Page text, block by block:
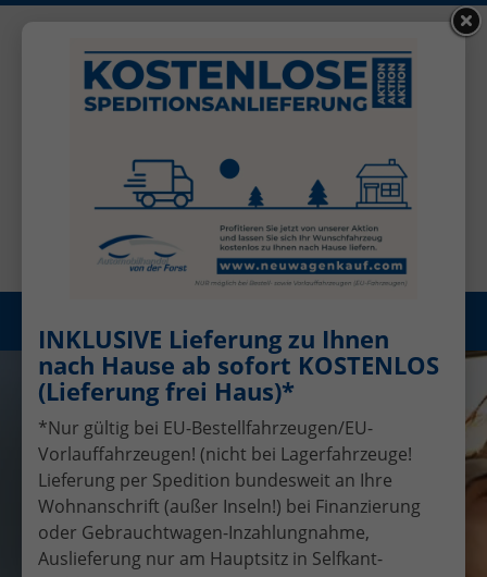
Öffnungszeiten: Mo - Fr 08.00 - 17.00
Registrieren
INKLUSIVE Lieferung zu Ihnen
nach Hause ab sofort KOSTENLOS
(Lieferung frei Haus)*
*Nur gültig bei EU-Bestellfahrzeugen/EU-
Vorlauffahrzeugen! (nicht bei Lagerfahrzeuge!
Lieferung per Spedition bundesweit an Ihre
Wohnanschrift (außer Inseln!) bei Finanzierung
oder Gebrauchtwagen-Inzahlungnahme,
Auslieferung nur am Hauptsitz in Selfkant-